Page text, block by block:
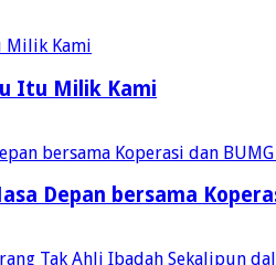
Itu Milik Kami
Depan bersama